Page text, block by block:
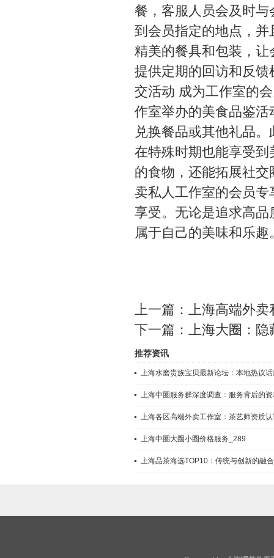
餐，客服人员会及时
到会员指定的地点，
精美的餐具和包装，
提供定期的回访和反
交活动 成为工作室的
作室举办的美食品鉴
兑换餐品或其他礼品
在特殊时期也能享受
的食物，还能拓展社
卖私人工作室的会员
享受。无论是追求高
属于自己的美味和乐趣
上一篇： 上海高端外卖
下一篇： 上海大圈：隐
推荐资讯
上海水磨贵族宝贝最新论坛：本地热议
上海中圈服务群深度调查：服务背后的
上海各区高端外卖工作室：茶艺师资质
上海中圈大圈小圈价格服务_289
上海品茶海选TOP10：传统与创新的融